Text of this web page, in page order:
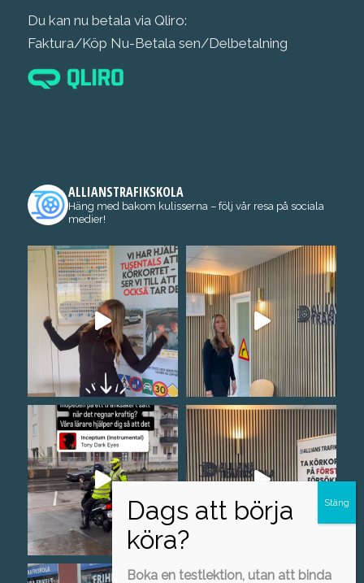
Du kan nu betala via Qliro:
Faktura/Köp Nu-Betala sen/Delbetalning
ALLIANSTRAFIKSKOLA
Häng med bakom kulisserna – följ vår resa på sociala
medier!
Boka en testlektion, utan att binda